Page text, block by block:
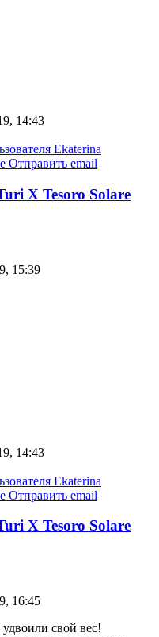
14:43
Ekaterina
Отправить email
X Tesoro Solare
15:39
14:43
Ekaterina
Отправить email
X Tesoro Solare
16:45
свой вес!